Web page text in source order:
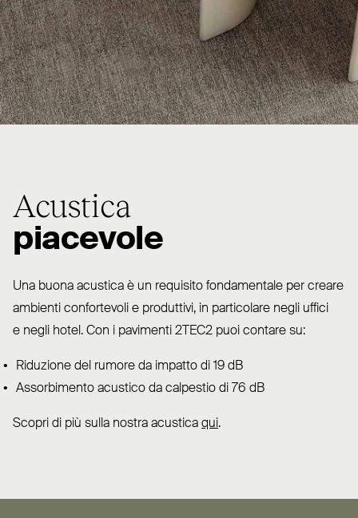
Acustica
piacevole
Una buona acustica è un requisito fon­da­mentale per creare
ambienti con­fortevoli e pro­duttivi, in par­ticolare negli uffici
e negli hotel. Con i pavimenti 2TEC2 puoi contare su:
Riduzione del rumore da impatto di 19 dB
Assor­bimento acustico da calpestio di 76 dB
Scopri di più sulla nostra acustica qui.